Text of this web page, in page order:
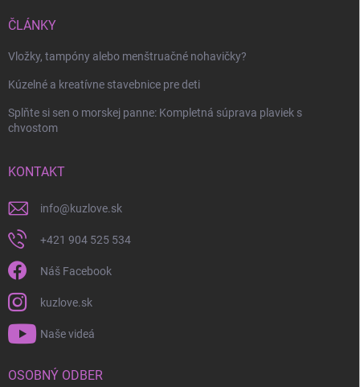
ČLÁNKY
Vložky, tampóny alebo menštruačné nohavičky?
Kúzelné a kreatívne stavebnice pre deti
Splňte si sen o morskej panne: Kompletná súprava plaviek s
chvostom
KONTAKT
info@kuzlove.sk
+421 904 525 534
Náš Facebook
kuzlove.sk
Naše videá
OSOBNÝ ODBER